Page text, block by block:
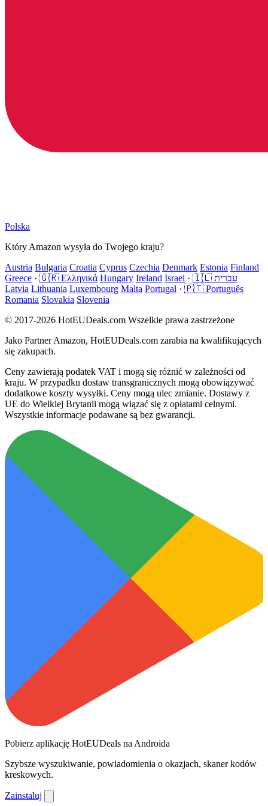
Polska
Który Amazon wysyła do Twojego kraju?
Austria Bulgaria Croatia Cyprus Czechia Denmark Estonia Finland
Greece · 🇬🇷 Ελληνικά Hungary Ireland Israel ·
🇮🇱 עברית
Latvia Lithuania Luxembourg Malta Portugal · 🇵🇹 Português
Romania Slovakia Slovenia
© 2017-2026 HotEUDeals.com Wszelkie prawa zastrzeżone
Jako Partner Amazon, HotEUDeals.com zarabia na kwalifikujących
się zakupach.
Ceny zawierają podatek VAT i mogą się różnić w zależności od
kraju. W przypadku dostaw transgranicznych mogą obowiązywać
dodatkowe koszty wysyłki. Ceny mogą ulec zmianie. Dostawy z
UE do Wielkiej Brytanii mogą wiązać się z opłatami celnymi.
Wszystkie informacje podawane są bez gwarancji.
Pobierz aplikację HotEUDeals na Androida
Szybsze wyszukiwanie, powiadomienia o okazjach, skaner kodów
kreskowych.
Zainstaluj